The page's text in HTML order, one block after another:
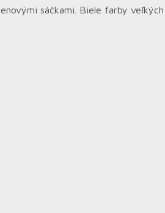
sáčkami. Biele farby